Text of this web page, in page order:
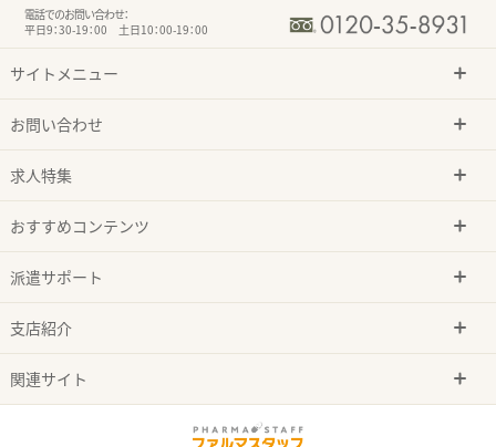
電話でのお問い合わせ：
平日9：30-19：00 土日10：00-19：00
サイトメニュー
お問い合わせ
求人特集
おすすめコンテンツ
派遣サポート
支店紹介
関連サイト